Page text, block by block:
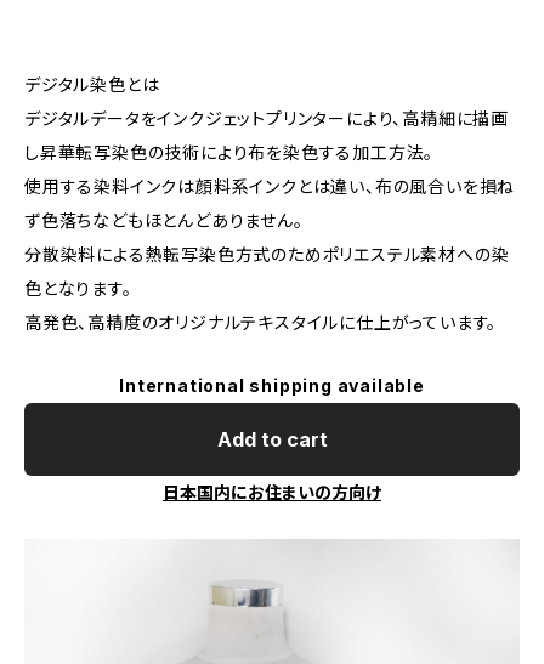
デジタル染色とは
デジタルデータをインクジェットプリンターにより、高精細に描画
し昇華転写染色の技術により布を染色する加工方法。
使用する染料インクは顔料系インクとは違い、布の風合いを損ね
ず色落ちなどもほとんどありません。
分散染料による熱転写染色方式のためポリエステル素材への染
色となります。
高発色、高精度のオリジナルテキスタイルに仕上がっています。
International shipping available
Add to cart
日本国内にお住まいの方向け